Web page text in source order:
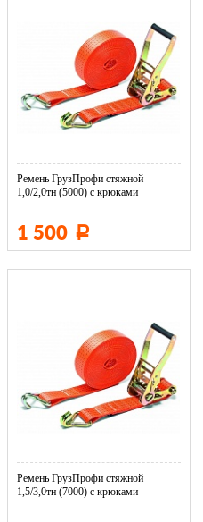
Ремень ГрузПрофи стяжной
1,0/2,0тн (5000) с крюками
1 500 Р
Ремень ГрузПрофи стяжной
1,5/3,0тн (7000) с крюками